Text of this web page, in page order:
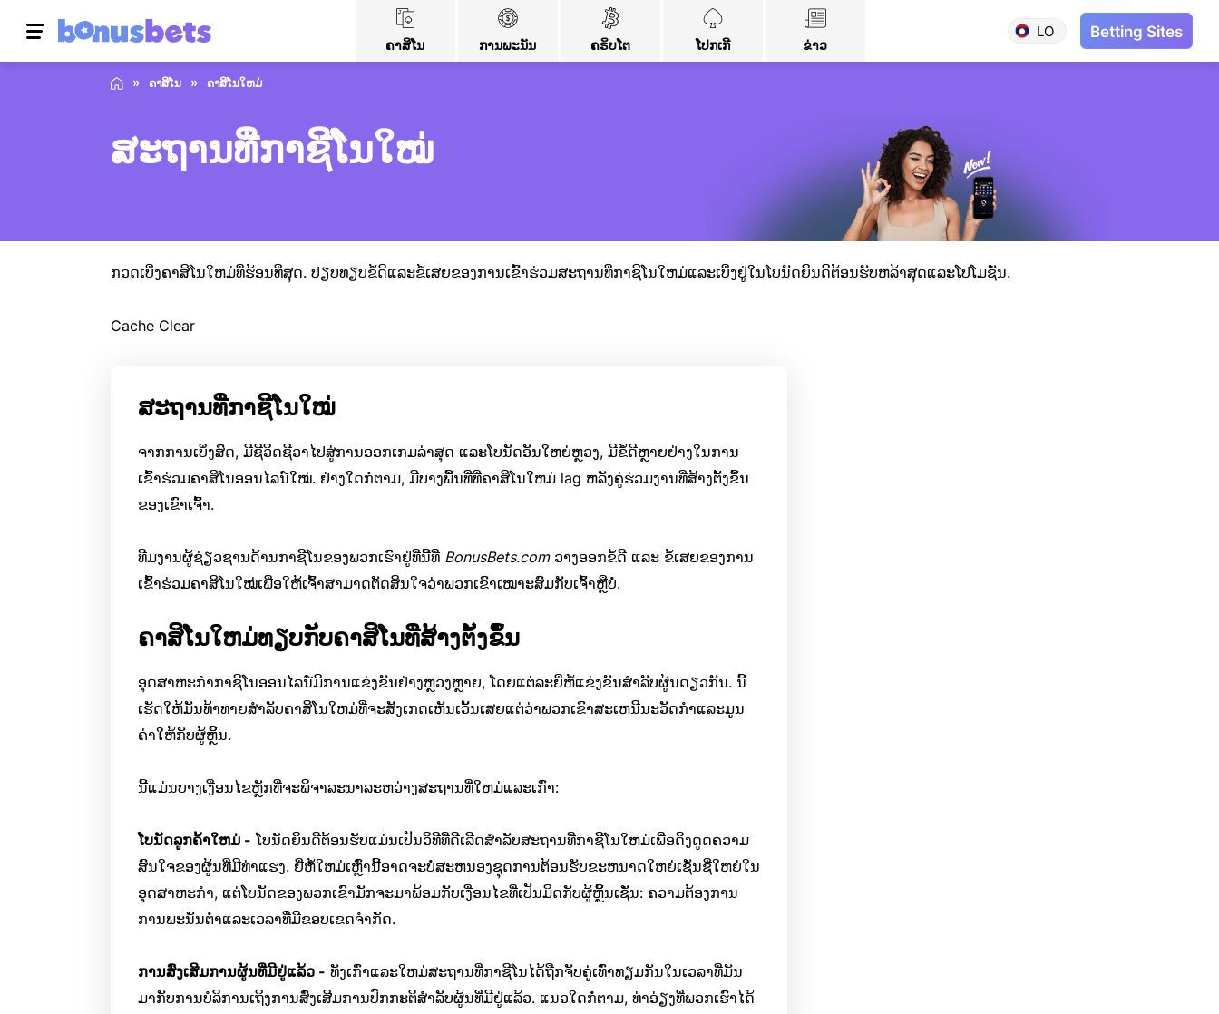
ຄາສິໂນ ການພະນັນ ຄຣິບໂຕ ໂປກເກີ ຂ່າວ
LO Betting Sites
ຄາສິໂນ ຄາສິໂນໃຫມ່
ສະຖານທີ່ກາຊີໂນໃໝ່
ກວດເບິ່ງຄາສິໂນໃຫມ່ທີ່ຮ້ອນທີ່ສຸດ. ປຽບທຽບຂໍ້ດີແລະຂໍ້ເສຍຂອງການເຂົ້າຮ່ວມສະຖານທີ່ກາຊີໂນໃຫມ່ແລະເບິ່ງຢູ່ໃນໂບນັດຍິນດີຕ້ອນຮັບຫລ້າສຸດແລະໂປໂມຊັ່ນ.
Cache Clear
ສະຖານທີ່ກາຊີໂນໃໝ່
ຈາກການເບິ່ງສົດ, ມີຊີວິດຊີວາໄປສູ່ການອອກເກມລ່າສຸດ ແລະໂບນັດອັນໃຫຍ່ຫຼວງ, ມີຂໍ້ດີຫຼາຍຢ່າງໃນການ
ເຂົ້າຮ່ວມຄາສິໂນອອນໄລນ໌ໃໝ່. ຢ່າງໃດກໍຕາມ, ມີບາງພື້ນທີ່ທີ່ຄາສິໂນໃຫມ່ lag ຫລັງຄູ່ຮ່ວມງານທີ່ສ້າງຕັ້ງຂຶ້ນ
ຂອງເຂົາເຈົ້າ.
ທີມງານຜູ້ຊ່ຽວຊານດ້ານກາຊີໂນຂອງພວກເຮົາຢູ່ທີ່ນີ້ທີ່ BonusBets.comວາງອອກຂໍ້ດີ ແລະ ຂໍ້ເສຍຂອງການ
ເຂົ້າຮ່ວມຄາສິໂນໃໝ່ເພື່ອໃຫ້ເຈົ້າສາມາດຕັດສິນໃຈວ່າພວກເຂົາເໝາະສົມກັບເຈົ້າຫຼືບໍ່.
ຄາສິໂນໃຫມ່ທຽບກັບຄາສິໂນທີ່ສ້າງຕັ້ງຂຶ້ນ
ອຸດສາຫະກໍາກາຊີໂນອອນໄລນ໌ມີການແຂ່ງຂັນຢ່າງຫຼວງຫຼາຍ, ໂດຍແຕ່ລະຍີ່ຫໍ້ແຂ່ງຂັນສໍາລັບຜູ້ນດຽວກັນ. ນີ້
ເຮັດໃຫ້ມັນທ້າທາຍສໍາລັບຄາສິໂນໃຫມ່ທີ່ຈະສັງເກດເຫັນເວັ້ນເສຍແຕ່ວ່າພວກເຂົາສະເຫນີນະວັດກໍາແລະມູນ
ຄ່າໃຫ້ກັບຜູ້ຫຼິ້ນ.
ນີ້ແມ່ນບາງເງື່ອນໄຂຫຼັກທີ່ຈະພິຈາລະນາລະຫວ່າງສະຖານທີ່ໃຫມ່ແລະເກົ່າ:
ໂບນັດລູກຄ້າໃຫມ່ - ໂບນັດຍິນດີຕ້ອນຮັບແມ່ນເປັນວິທີທີ່ດີເລີດສໍາລັບສະຖານທີ່ກາຊີໂນໃຫມ່ເພື່ອດຶງດູດຄວາມ
ສົນໃຈຂອງຜູ້ນທີ່ມີທ່າແຮງ. ຍີ່ຫໍ້ໃຫມ່ເຫຼົ່ານີ້ອາດຈະບໍ່ສະຫນອງຊຸດການຕ້ອນຮັບຂະຫນາດໃຫຍ່ເຊັ່ນຊື່ໃຫຍ່ໃນ
ອຸດສາຫະກໍາ, ແຕ່ໂບນັດຂອງພວກເຂົາມັກຈະມາພ້ອມກັບເງື່ອນໄຂທີ່ເປັນມິດກັບຜູ້ຫຼິ້ນເຊັ່ນ: ຄວາມຕ້ອງການ
ການພະນັນຕໍ່າແລະເວລາທີ່ມີຂອບເຂດຈໍາກັດ.
ການສົ່ງເສີມການຜູ້ນທີ່ມີຢູ່ແລ້ວ - ທັງເກົ່າແລະໃຫມ່ສະຖານທີ່ກາຊີໂນໄດ້ຖືກຈັບຄູ່ເທົ່າທຽມກັນໃນເວລາທີ່ມັນ
ມາກັບການບໍລິການເຖິງການສົ່ງເສີມການປົກກະຕິສໍາລັບຜູ້ນທີ່ມີຢູ່ແລ້ວ. ແນວໃດກໍ່ຕາມ, ທ່າອ່ຽງທີ່ພວກເຮົາໄດ້